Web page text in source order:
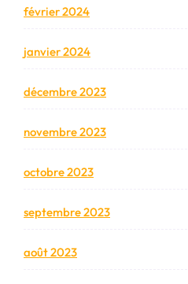
février 2024
janvier 2024
décembre 2023
novembre 2023
octobre 2023
septembre 2023
août 2023